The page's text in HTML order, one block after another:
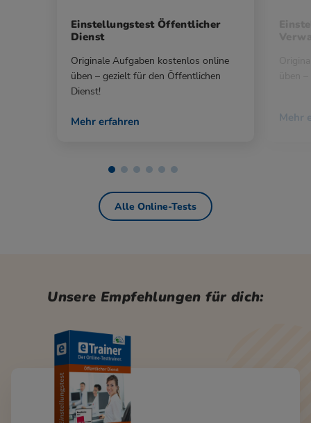
Einstellungstest Öffentlicher
Dienst
Originale Aufgaben kostenlos online
üben – gezielt für den Öffentlichen
Dienst!
Mehr erfahren Mehr
Alle Online-Tests
Unsere Empfehlungen für dich: